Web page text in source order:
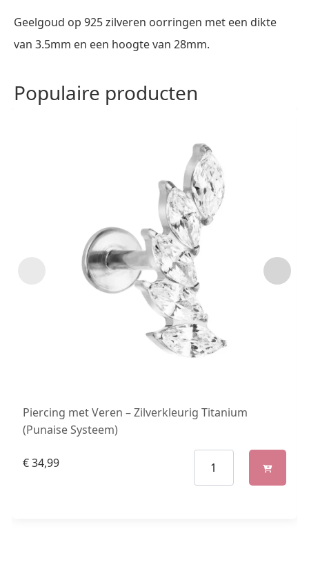
Geelgoud op 925 zilveren oorringen met een dikte
van 3.5mm en een hoogte van 28mm.
Populaire producten
Piercing met Veren – Zilverkleurig Titanium
(Punaise Systeem)
€34,99